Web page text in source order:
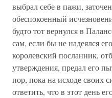
выбрал себе в пажи,
обеспокоенный
будто тот вернулся в
сам, если бы не надеялся
королевский посланник,
утверждения, предал его
пор, пока на исходе своих
ответить, что в этот день